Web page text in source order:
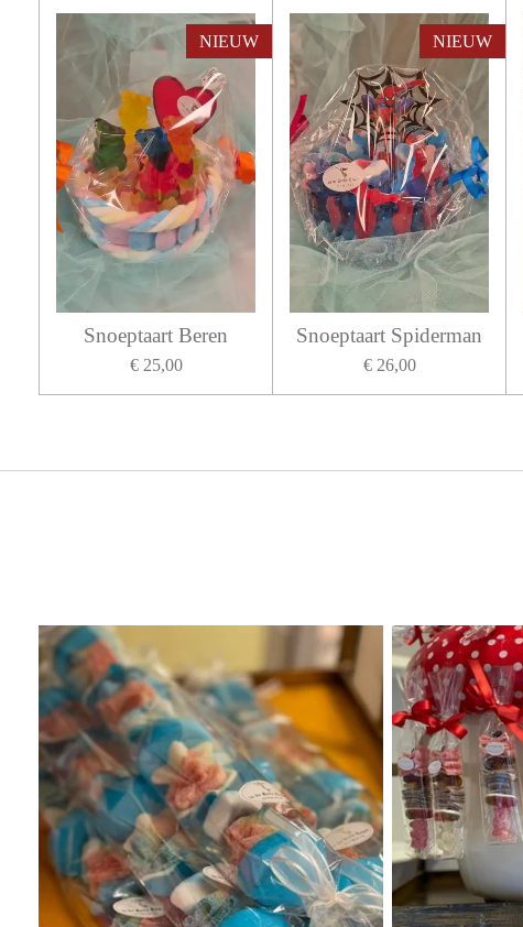
NIEUW
Snoeptaart Beren
€ 25,00
NIEUW
Snoeptaart Spiderman
€ 26,00